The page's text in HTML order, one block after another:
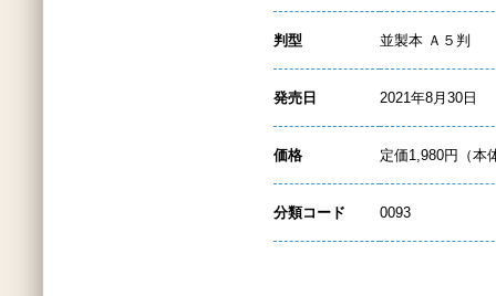
判型 並製本 Ａ５判
発売日 2021年8月30日
価格 定価1,980円（本
分類コード 0093